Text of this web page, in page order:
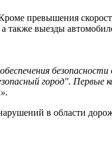
превышения
выезды
город". Первые
в области